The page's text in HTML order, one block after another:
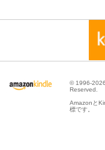
© 1996-
Reserved.
Amazonと
標です。